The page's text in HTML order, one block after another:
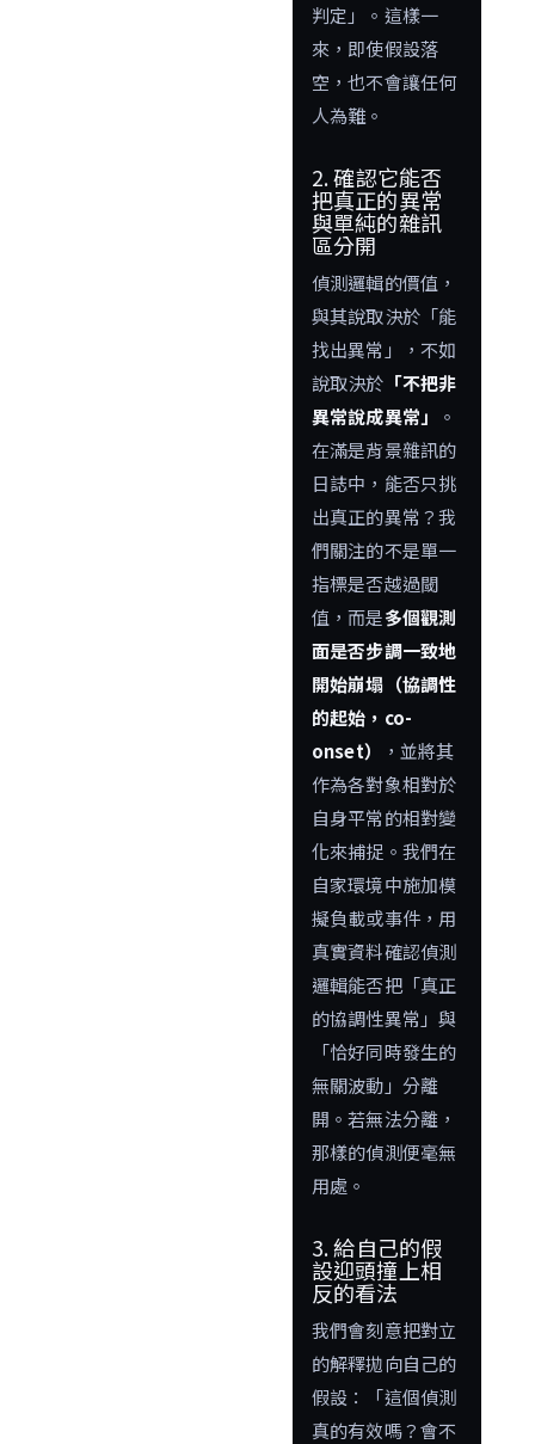
判定」。這樣一
來，即使假設落
空，也不會讓任何
人為難。
2. 確認它能否
把真正的異常
與單純的雜訊
區分開
偵測邏輯的價值，
與其說取決於「能
找出異常」，不如
說取決於 「不把非
異常說成異常」
。
在滿是背景雜訊的
日誌中，能否只挑
出真正的異常？我
們關注的不是單一
指標是否越過閾
值，而是多個觀測
面是否步調一致地
開始崩塌（協調性
的起始，co-
onset）
，並將其
作為各對象相對於
自身平常的相對變
化來捕捉。我們在
自家環境中施加模
擬負載或事件，用
真實資料確認偵測
邏輯能否把「真正
的協調性異常」與
「恰好同時發生的
無關波動」分離
開。若無法分離，
那樣的偵測便毫無
用處。
3. 給自己的假
設迎頭撞上相
反的看法
我們會刻意把對立
的解釋拋向自己的
假設：「這個偵測
真的有效嗎？會不